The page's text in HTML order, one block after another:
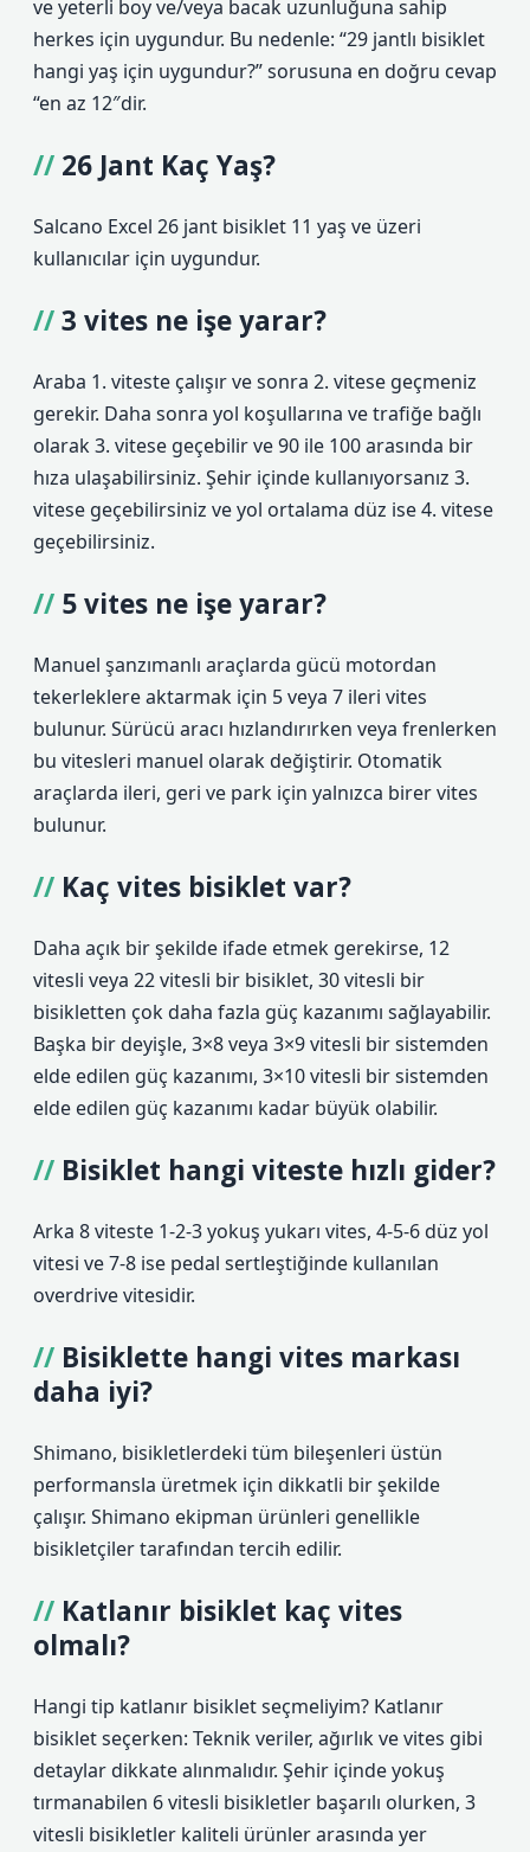
ve yeterli boy ve/veya bacak uzunluğuna sahip
herkes için uygundur. Bu nedenle: “29 jantlı bisiklet
hangi yaş için uygundur?” sorusuna en doğru cevap
“en az 12″dir.
26 Jant Kaç Yaş?
Salcano Excel 26 jant bisiklet 11 yaş ve üzeri
kullanıcılar için uygundur.
3 vites ne işe yarar?
Araba 1. viteste çalışır ve sonra 2. vitese geçmeniz
gerekir. Daha sonra yol koşullarına ve trafiğe bağlı
olarak 3. vitese geçebilir ve 90 ile 100 arasında bir
hıza ulaşabilirsiniz. Şehir içinde kullanıyorsanız 3.
vitese geçebilirsiniz ve yol ortalama düz ise 4. vitese
geçebilirsiniz.
5 vites ne işe yarar?
Manuel şanzımanlı araçlarda gücü motordan
tekerleklere aktarmak için 5 veya 7 ileri vites
bulunur. Sürücü aracı hızlandırırken veya frenlerken
bu vitesleri manuel olarak değiştirir. Otomatik
araçlarda ileri, geri ve park için yalnızca birer vites
bulunur.
Kaç vites bisiklet var?
Daha açık bir şekilde ifade etmek gerekirse, 12
vitesli veya 22 vitesli bir bisiklet, 30 vitesli bir
bisikletten çok daha fazla güç kazanımı sağlayabilir.
Başka bir deyişle, 3×8 veya 3×9 vitesli bir sistemden
elde edilen güç kazanımı, 3×10 vitesli bir sistemden
elde edilen güç kazanımı kadar büyük olabilir.
Bisiklet hangi viteste hızlı gider?
Arka 8 viteste 1-2-3 yokuş yukarı vites, 4-5-6 düz yol
vitesi ve 7-8 ise pedal sertleştiğinde kullanılan
overdrive vitesidir.
Bisiklette hangi vites markası
daha iyi?
Shimano, bisikletlerdeki tüm bileşenleri üstün
performansla üretmek için dikkatli bir şekilde
çalışır. Shimano ekipman ürünleri genellikle
bisikletçiler tarafından tercih edilir.
Katlanır bisiklet kaç vites
olmalı?
Hangi tip katlanır bisiklet seçmeliyim? Katlanır
bisiklet seçerken: Teknik veriler, ağırlık ve vites gibi
detaylar dikkate alınmalıdır. Şehir içinde yokuş
tırmanabilen 6 vitesli bisikletler başarılı olurken, 3
vitesli bisikletler kaliteli ürünler arasında yer